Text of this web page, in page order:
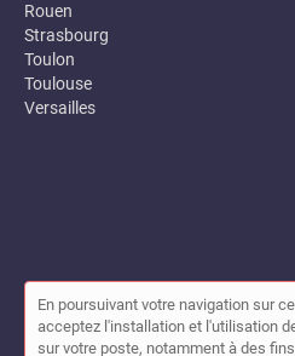
Rouen
Strasbourg
Toulon
Toulouse
Versailles
© Annuaire des entreprises locales
Mon compte|Contact
En poursuivant votre navigation sur
acceptez l'installation et l'utilisation
sur votre poste, notamment à des